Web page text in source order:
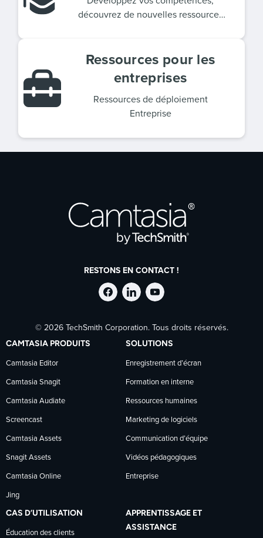
découvrez de nouvelles ressources
Ressources pour les
entreprises
Ressources de déploiement
Entreprise
RESTONS EN CONTACT !
Suivre
TechSmith
sur
Facebook
Suivre
TechSmith
sur
LinkedIn
Suivre
TechSmith
sur
YouTube
© 2026 TechSmith Corporation. Tous droits réservés.
CAMTASIA PRODUITS
Camtasia Editor
Camtasia Snagit
Camtasia Audiate
Screencast
Camtasia Assets
Snagit Assets
Camtasia Online
Jing
SOLUTIONS
Enregistrement d’écran
Formation en interne
Ressources humaines
Marketing de logiciels
Communication d’équipe
Vidéos pédagogiques
Entreprise
CAS D’UTILISATION
Éducation des clients
APPRENTISSAGE ET
ASSISTANCE